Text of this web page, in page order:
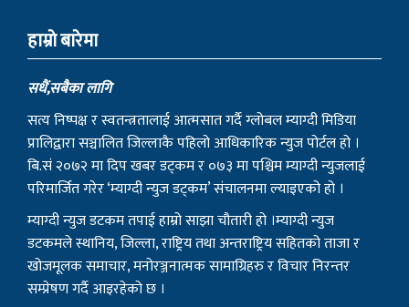
हाम्राे बारेमा
सधैं,सबैका लागि
सत्य निष्पक्ष र स्वतन्त्रतालाई आत्मसात गर्दै ग्लोबल म्याग्दी मिडिया
प्रालिद्वारा सञ्चालित जिल्लाकै पहिलो आधिकारिक न्युज पोर्टल हो ।
बि.सं २०७२ मा दिप खबर डट्कम र ०७३ मा पश्चिम म्याग्दी न्युजलाई
परिमार्जित गरेर ‘म्याग्दी न्युज डट्कम’ संचालनमा ल्याइएको हो ।
म्याग्दी न्युज डटकम तपाई हाम्रो साझा चौतारी हो ।म्याग्दी न्युज
डटकमले स्थानिय, जिल्ला, राष्ट्रिय तथा अन्तराष्ट्रिय सहितको ताजा र
खोजमूलक समाचार, मनोरञ्जनात्मक सामाग्रिहरु र विचार निरन्तर
सम्प्रेषण गर्दै आइरहेको छ ।